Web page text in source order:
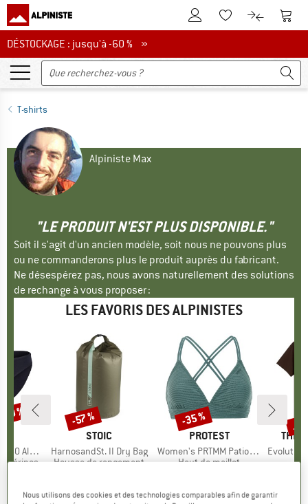
Vers le compte client
Vers la liste
Vers le
DÉSTOCKAGE : jusqu'à -60 %
DÉSTOCKAGE : jusqu'à -60 % »
T-shirts
Alpiniste Max
"LE PRODUIT N'EST PLUS DISPONIBLE."
Soit il s'agit d'un ancien modèle, soit nous ne pouvons plus
ou ne commanderons plus le produit auprès du fabricant.
Ne désespérez pas, nous avons naturellement des solutions
de rechange à vous proposer :
LES FAVORIS DES ALPINISTES
Brief
mérinos
%
MARQUE
STOIC
Article
HarnosandSt. II Dry Bag
Product group
Housse de rangement
Remise
-57 %
MARQUE
PROTEST
Article
Women's PRTMM Patio Triangle
Product group
Haut de maillot
Remise
-35 %
THE
Article
Evolution
Nous utilisons des cookies et des technologies comparables afin de garantir